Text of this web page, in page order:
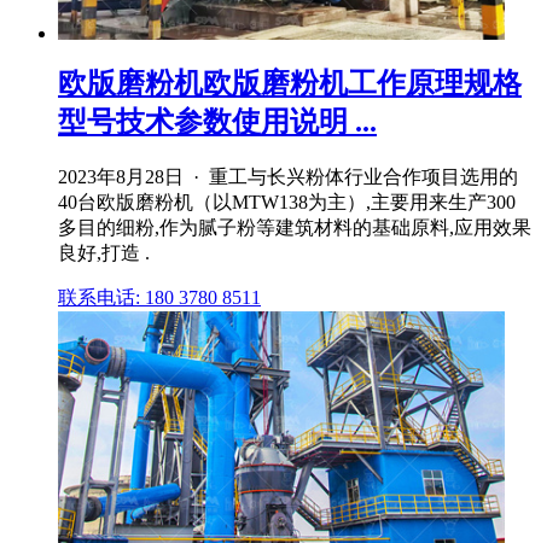
欧版磨粉机欧版磨粉机工作原理规格
型号技术参数使用说明 ...
2023年8月28日 · 重工与长兴粉体行业合作项目选用的
40台欧版磨粉机（以MTW138为主）,主要用来生产300
多目的细粉,作为腻子粉等建筑材料的基础原料,应用效果
良好,打造 .
联系电话: 180 3780 8511